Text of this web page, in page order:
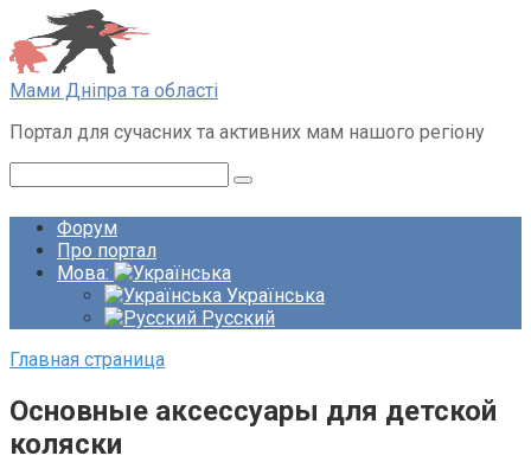
Перейти
до
вмісту
Мами Дніпра та області
Портал для сучасних та активних мам нашого регіону
Форум
Про портал
Мова:
Українська
Русский
Главная страница
Основные аксессуары для детской
коляски